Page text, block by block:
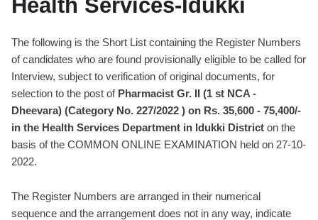
Health Services-Idukki
The following is the Short List containing the Register Numbers
of candidates who are found provisionally eligible to be called for
Interview, subject to verification of original documents, for
selection to the post ofPharmacist Gr. II (1 st NCA -
Dheevara) (Category No. 227/2022 ) on Rs. 35,600 - 75,400/-
in the Health Services Department in Idukki District on the
basis of the COMMON ONLINE EXAMINATION held on 27-10-
2022.
The Register Numbers are arranged in their numerical
sequence and the arrangement does not in any way, indicate